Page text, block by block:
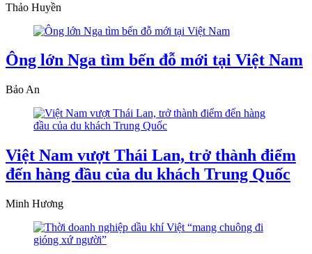
Thảo Huyền
Ông lớn Nga tìm bến đỗ mới tại Việt Nam
Bảo An
Việt Nam vượt Thái Lan, trở thành điểm
đến hàng đầu của du khách Trung Quốc
Minh Hương